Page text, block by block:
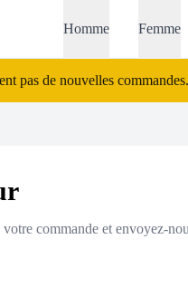
Homme Femme
pas de nouvelles
commande et envoyez-